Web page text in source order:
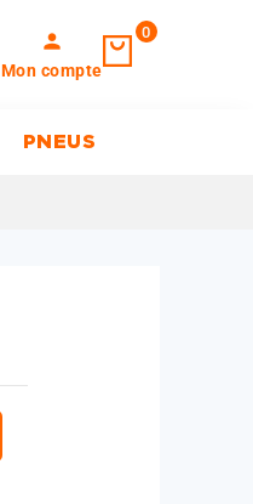
person
Mon compte
0
PNEUS